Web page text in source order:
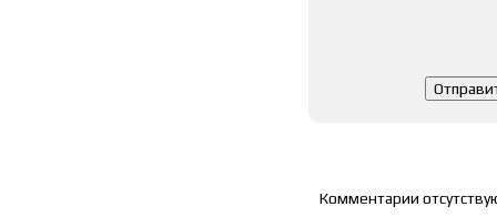
Комментарии